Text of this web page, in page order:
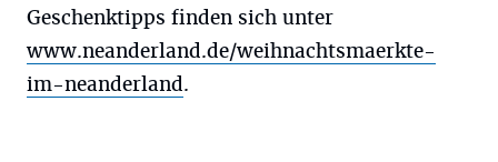
Geschenktipps finden sich unter
www.neanderland.de/weihnachtsmaerkte-
im-neanderland.